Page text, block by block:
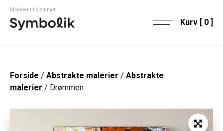
Malerier til hjemmet
Kurv [ 0]
Forside / Abstrakte malerier / Abstrakte
malerier / Drømmen